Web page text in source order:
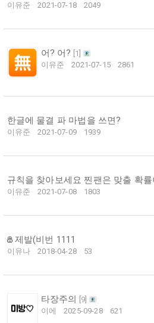
이유준 2021-07-18 2049
어? 어? 1
이유준
2021-07-15 2861
한글에 물결 파 마법을 쓰면?
이유준 2021-07-09 1939
규칙을 찾아보세요 찐팬은 맞출 확
이유준
2021-07-08 1803
제발(비번 1111
이유나 2018-04-28 53
타장주의 9]
이에
2025-09-28 621